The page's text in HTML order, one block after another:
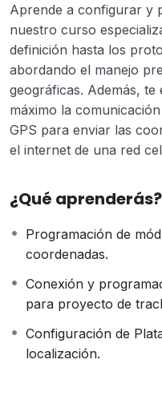
Aprende a configurar y
nuestro curso
definición hasta los
abordando el manejo
geográficas. Además,
máximo la
GPS para enviar las
el internet de una red
¿Qué aprenderás?
Programación de
coordenadas.
Conexión y
para proyecto de
Configuración de
localización.